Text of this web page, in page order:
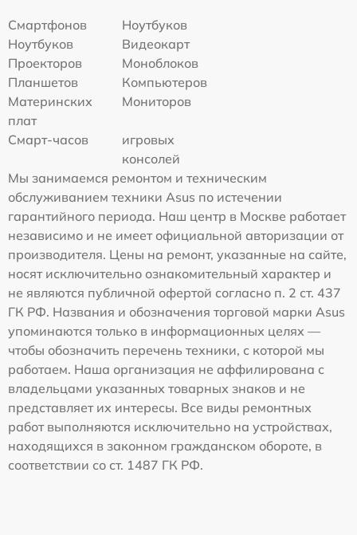
Смартфонов
Ноутбуков
Ноутбуков
Видеокарт
Проекторов
Моноблоков
Планшетов
Компьютеров
Материнских
плат
Мониторов
Смарт-часов
игровых
консолей
Мы занимаемся ремонтом и техническим
обслуживанием техники Asus по истечении
гарантийного периода. Наш центр в Москве работает
независимо и не имеет официальной авторизации от
производителя. Цены на ремонт, указанные на сайте,
носят исключительно ознакомительный характер и
не являются публичной офертой согласно п. 2 ст. 437
ГК РФ. Названия и обозначения торговой марки Asus
упоминаются только в информационных целях —
чтобы обозначить перечень техники, с которой мы
работаем. Наша организация не аффилирована с
владельцами указанных товарных знаков и не
представляет их интересы. Все виды ремонтных
работ выполняются исключительно на устройствах,
находящихся в законном гражданском обороте, в
соответствии со ст. 1487 ГК РФ.